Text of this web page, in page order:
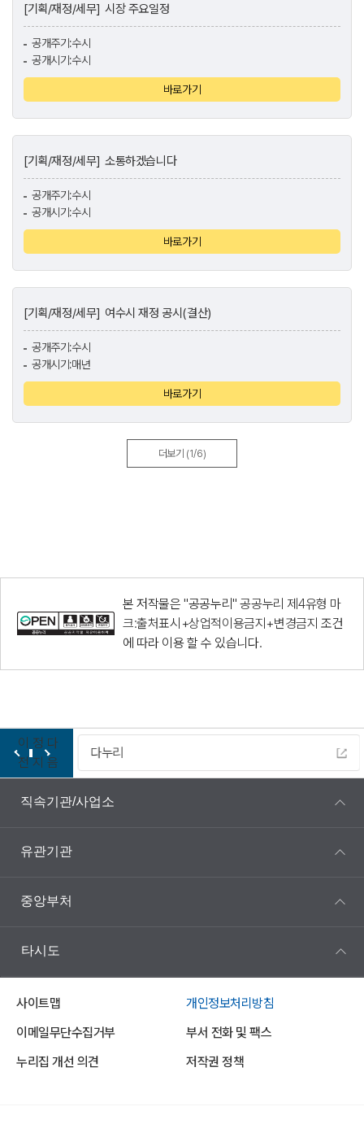
[기획/재정/세무] 시장 주요일정
공개주기:수시
공개시기:수시
바로가기
[기획/재정/세무] 소통하겠습니다
공개주기:수시
공개시기:수시
바로가기
[기획/재정/세무] 여수시 재정 공시(결산)
공개주기:수시
공개시기:매년
바로가기
더보기 (1/6)
본 저작물은 "공공누리"공공누리 제4유형 마
크:출처표시+상업적이용금지+변경금지 조건
에 따라 이용 할 수 있습니다.
이
전
정
지
다
음
다누리
직속기관/사업소
유관기관
중앙부처
타시도
사이트맵
개인정보처리방침
이메일무단수집거부
부서 전화 및 팩스
누리집 개선 의견
저작권 정책